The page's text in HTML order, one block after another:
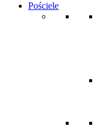
Pościele